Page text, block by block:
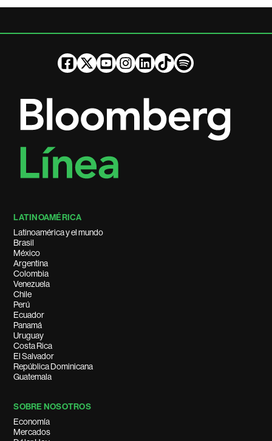
LATINOAMÉRICA
Latinoamérica y el mundo
Brasil
México
Argentina
Colombia
Venezuela
Chile
Perú
Ecuador
Panamá
Uruguay
Costa Rica
El Salvador
República Dominicana
Guatemala
SOBRE NOSOTROS
Economía
Mercados